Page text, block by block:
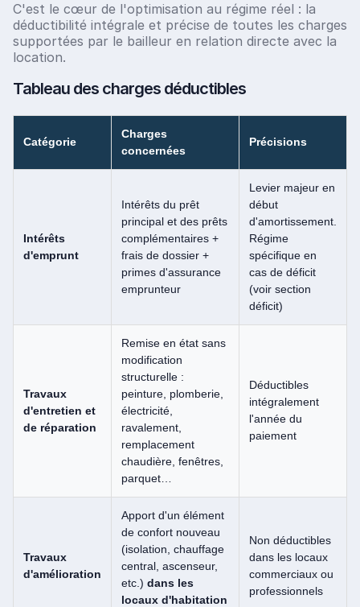
C'est le cœur de l'optimisation au régime réel : la
déductibilité intégrale et précise de toutes les charges
supportées par le bailleur en relation directe avec la
location.
Tableau des charges déductibles
Catégorie
Charges
concernées
Précisions
Intérêts
d'emprunt
Intérêts du prêt
principal et des prêts
complémentaires +
frais de dossier +
primes d'assurance
emprunteur
Levier majeur en
début
d'amortissement.
Régime
spécifique en
cas de déficit
(voir section
déficit)
Travaux
d'entretien et
de réparation
Remise en état sans
modification
structurelle :
peinture, plomberie,
électricité,
ravalement,
remplacement
chaudière, fenêtres,
parquet…
Déductibles
intégralement
l'année du
paiement
Travaux
d'amélioration
Apport d'un élément
de confort nouveau
(isolation, chauffage
central, ascenseur,
etc.) dans les
locaux d'habitation
Non déductibles
dans les locaux
commerciaux ou
professionnels